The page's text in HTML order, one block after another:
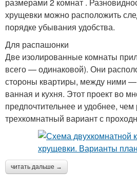
хрущевки можно расположить
порядке убывания удобства.
Для распашонки
Две изолированные комнаты
всего — одинаковой). Они
стороны квартиры, между ними —
ванная и кухня. Этот проект во
предпочтительнее и удобнее,
трехкомнатный вариант с
читать дальше →